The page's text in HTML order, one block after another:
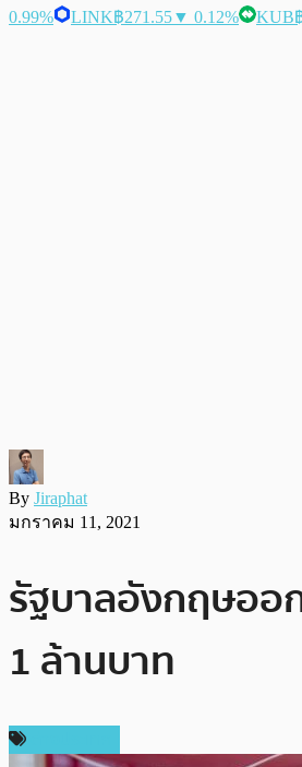
0.99%
LINK฿271.55▼ 0.12% KUB
By Jiraphat
มกราคม 11, 2021
รัฐบาลอังกฤษออ
1 ล้านบาท